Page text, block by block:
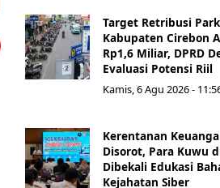
Target Retribusi
Kabupaten Cirebon
Rp1,6 Miliar, DPRD
Evaluasi Potensi Riil
Kamis, 6 Agu 2026 -
Kerentanan
Disorot, Para Kuwu
Dibekali Edukasi
Kejahatan Siber